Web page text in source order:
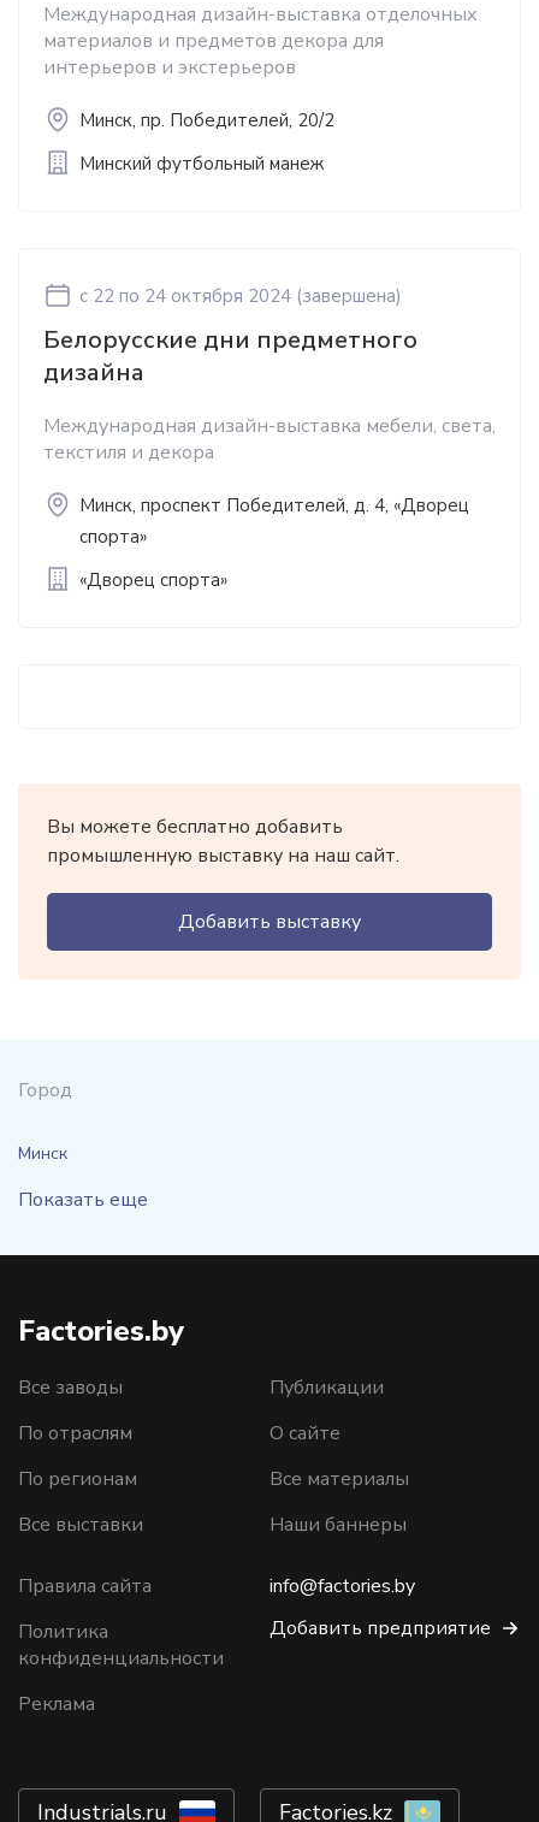
Международная дизайн-выставка отделочных
материалов и предметов декора для
интерьеров и экстерьеров
Минск, пр. Победителей, 20/2
Минский футбольный манеж
c 22 по 24 октября 2024 (завершена)
Белорусские дни предметного
дизайна
Международная дизайн-выставка мебели, света,
текстиля и декора
Минск, проспект Победителей, д. 4, «Дворец
спорта»
«Дворец спорта»
Вы можете бесплатно добавить
промышленную выставку на наш сайт.
Добавить выставку
Город
Минск
Показать еще
Factories.by
Все заводы
По отраслям
По регионам
Все выставки
Публикации
О сайте
Все материалы
Наши баннеры
Правила сайта
Политика
конфиденциальности
Реклама
info@factories.by
Добавить предприятие
Industrials.ru Factories.kz